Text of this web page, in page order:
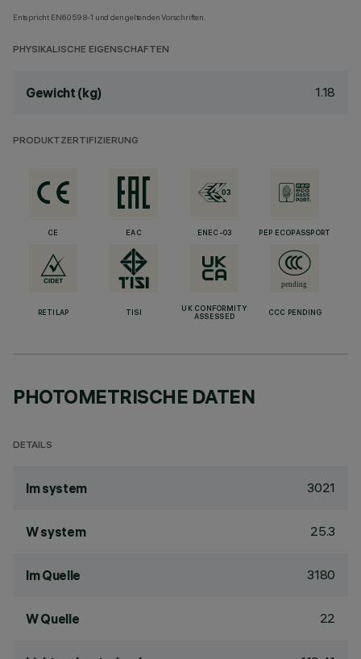
Entspricht EN60598-1 und den geltenden Vorschriften.
PHYSIKALISCHE EIGENSCHAFTEN
Gewicht (kg) 1.18
PRODUKTZERTIFIZIERUNG
CE EAC ENEC-03 PEP ECOPASSPORT
RETILAP TISI
UK CONFORMITY
ASSESSED
CCC PENDING
PHOTOMETRISCHE DATEN
DETAILS
lm system 3021
W system 25.3
lm Quelle 3180
W Quelle 22